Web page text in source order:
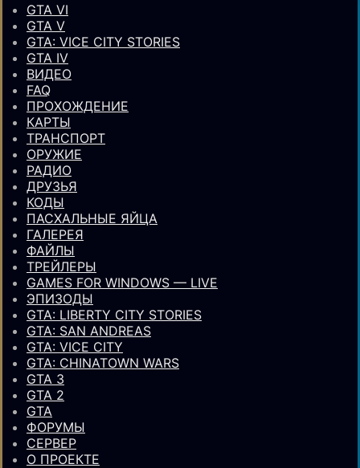
GTA VI
GTA V
GTA: VICE CITY STORIES
GTA IV
ВИДЕО
FAQ
ПРОХОЖДЕНИЕ
КАРТЫ
ТРАНСПОРТ
ОРУЖИЕ
РАДИО
ДРУЗЬЯ
КОДЫ
ПАСХАЛЬНЫЕ ЯЙЦА
ГАЛЕРЕЯ
ФАЙЛЫ
ТРЕЙЛЕРЫ
GAMES FOR WINDOWS — LIVE
ЭПИЗОДЫ
GTA: LIBERTY CITY STORIES
GTA: SAN ANDREAS
GTA: VICE CITY
GTA: CHINATOWN WARS
GTA 3
GTA 2
GTA
ФОРУМЫ
СЕРВЕР
О ПРОЕКТЕ